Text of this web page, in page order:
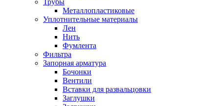
Трубы
Металлопластиковые
Уплотнительные материалы
Лен
Нить
Фумлента
Фильтра
Запорная арматура
Бочонки
Вентили
Вставки для развальцовки
Заглушки